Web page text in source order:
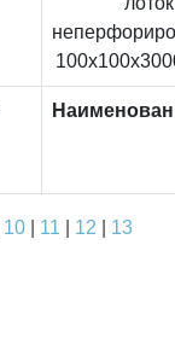
10| 11 12 13